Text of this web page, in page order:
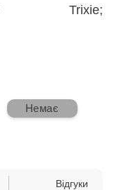
Trixie;
Немає
Відгуки